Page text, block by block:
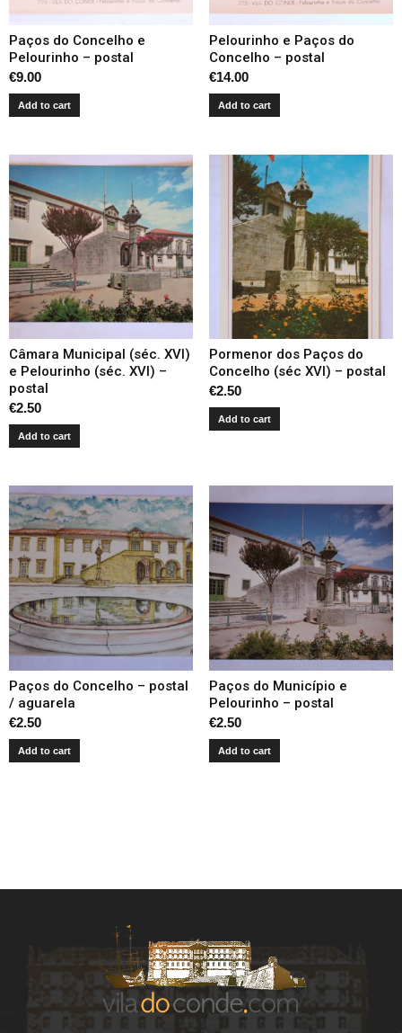
Paços do Concelho e
Pelourinho – postal
€9.00
Add to cart
Pelourinho e Paços do
Concelho – postal
€14.00
Add to cart
Câmara Municipal (séc. XVI)
e Pelourinho (séc. XVI) –
postal
€2.50
Add to cart
Pormenor dos Paços do
Concelho (séc XVI) – postal
€2.50
Add to cart
Paços do Concelho – postal
/ aguarela
€2.50
Add to cart
Paços do Município e
Pelourinho – postal
€2.50
Add to cart